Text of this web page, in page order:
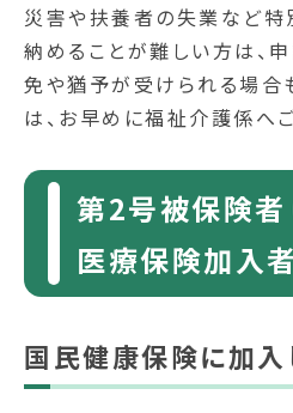
災害や扶養者の失業など特
納めることが難しい方は、
免や猶予が受けられる場合
は、お早めに福祉介護係へ
第2号被保険者
医療保険加入者
国民健康保険に加入